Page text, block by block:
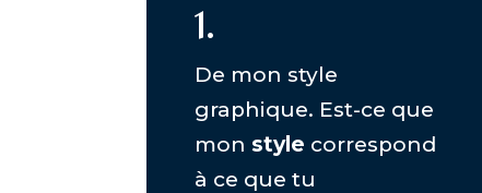
1.
De mon style
graphique. Est-ce que
mon style correspond
à ce que tu